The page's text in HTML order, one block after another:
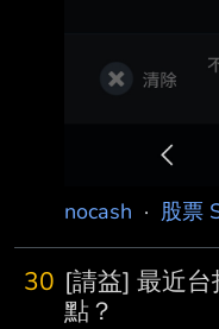
nocash · 股票
30 [請益] 最近
點？